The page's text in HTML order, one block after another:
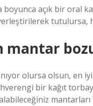
açık bir oral
tutulursa,
mantar
olursa olsun, en
bir kağıt